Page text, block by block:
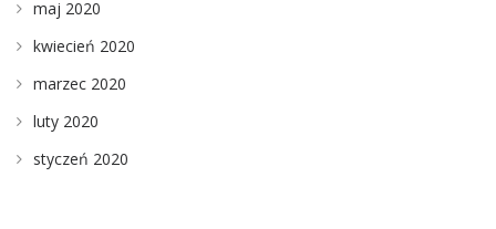
maj 2020
kwiecień 2020
marzec 2020
luty 2020
styczeń 2020